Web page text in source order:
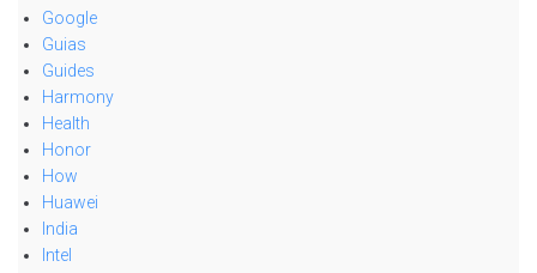
Google
Guias
Guides
Harmony
Health
Honor
How
Huawei
India
Intel